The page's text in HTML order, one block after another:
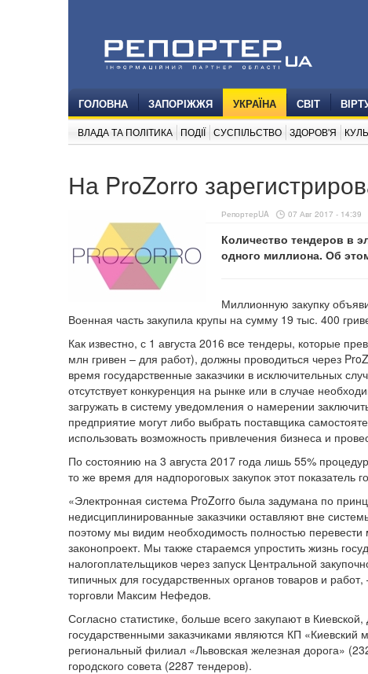
ГОЛОВНА ЗАПОРІЖЖЯ УКРАЇНА СВІТ
ВЛАДА ТА ПОЛІТИКА ПОДІЇ СУСПІЛЬСТВО ЗДОРОВ'Я
На ProZorro
РепортерUA 07 Авг 2017 - 14:39
Количество тендеров в
одного миллиона. Об
Миллионную закупку
Военная часть закупила крупы на сумму 19 тыс. 400
Как известно, с 1 августа 2016 все тендеры, которые
млн гривен – для работ), должны проводиться через
время государственные заказчики в исключительных
отсутствует конкуренция на рынке или в случае
загружать в систему уведомления о намерении
предприятие могут либо выбрать поставщика
использовать возможность привлечения бизнеса и
По состоянию на 3 августа 2017 года лишь 55%
то же время для надпороговых закупок этот показатель
«Электронная система ProZorro была задумана по
недисциплинированные заказчики оставляют вне
поэтому мы видим необходимость полностью
законопроект. Мы также стараемся упростить жизнь
налогоплательщиков через запуск Центральной
типичных для государственных органов товаров и
торговли Максим Нефедов.
Согласно статистике, больше всего закупают в
государственными заказчиками являются КП
региональный филиал «Львовская железная дорога»
городского совета (2287 тендеров).